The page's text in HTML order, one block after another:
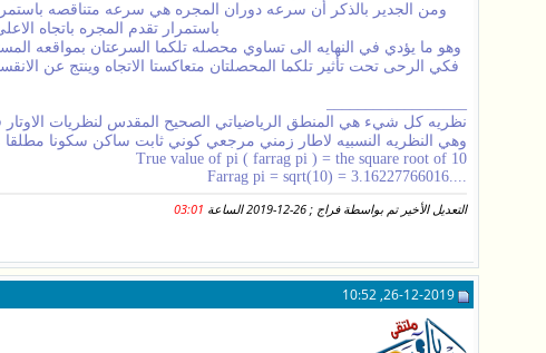
ومن الجدير بالذكر أن سرعه دوران المجره هي سرعه متناقصه
باستمرار تقدم المجره باتجاه
وهو ما يؤدي في النهايه الى تساوي محصله تلكما السرعتان بمواقعه
فكي الرحى تحت تأثير تلكما المحصلتان متعاكستا الاتجاه وينتج عن
نظريه كل شيء هي المنطق الرياضياتي الصحيح المقدس لنظريات الاوتار
وهي النظريه النسبيه لاطار زمني مرجعي كوني ثابت ساكن سكونا
True value of pi ( farrag pi ) = the square root of 10
....Farrag pi = sqrt(10) = 3.16227766016
التعديل الأخير تم بواسطة فراج ; 26-12-2019 الساعة
03:01